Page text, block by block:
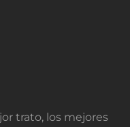
trato, los mejores